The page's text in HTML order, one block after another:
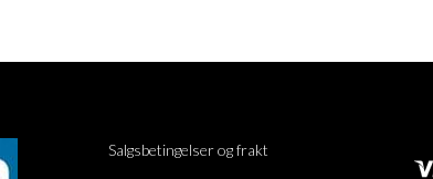
Salgsbetingelser og frakt